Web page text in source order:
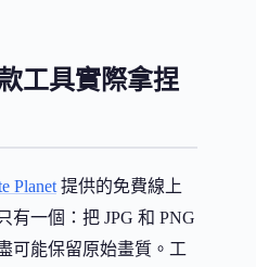
工具實際拿捏
Planet提供的免費線上
有一個：把 JPG 和 PNG
可能保留原始畫質。工